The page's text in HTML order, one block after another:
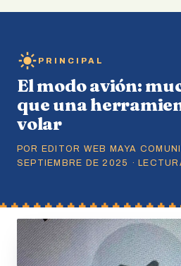
PRINCIPAL
El modo avión:
que una
volar
POR EDITOR WEB MAYA
SEPTIEMBRE DE 2025 ·